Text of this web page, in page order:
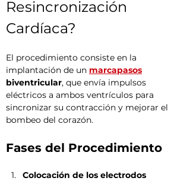
Resincronización
Cardíaca?
El procedimiento consiste en la
implantación de un marcapasos
biventricular, que envía impulsos
eléctricos a ambos ventrículos para
sincronizar su contracción y mejorar el
bombeo del corazón.
Fases del Procedimiento
Colocación de los electrodos